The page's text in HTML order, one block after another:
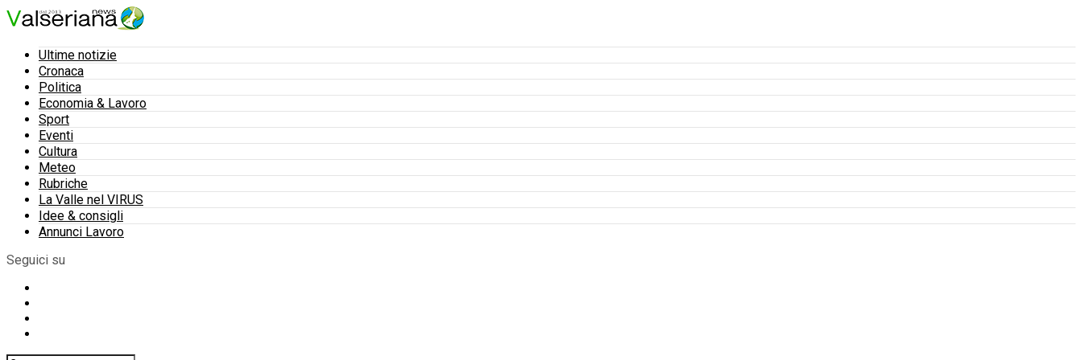
Ultime notizie
Cronaca
Politica
Economia & Lavoro
Sport
Eventi
Cultura
Meteo
Rubriche
La Valle nel VIRUS
Idee & consigli
Annunci Lavoro
Seguici su